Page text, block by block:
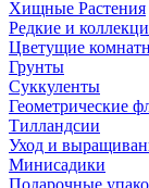
Хищные Растения
Редкие и
Цветущие
Грунты
Суккуленты
Геометрические
Тилландсии
Уход и
Минисадики
Подарочные